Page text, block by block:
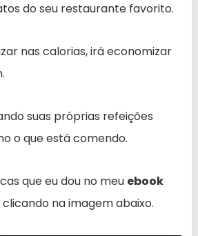
do seu restaurante favorito.
nas calorias, irá economizar
suas próprias refeições
o que está comendo.
que eu dou no meu ebook
na imagem abaixo.